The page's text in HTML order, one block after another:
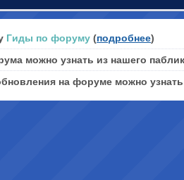
Гиды по форуму (подробнее)
можно узнать из нашего
на форуме можно